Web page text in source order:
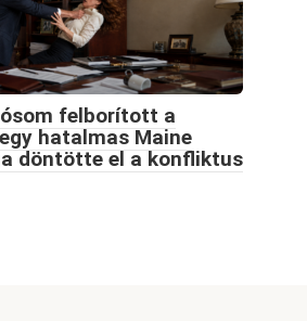
felborított a
hatalmas Maine
döntötte el a konfliktus